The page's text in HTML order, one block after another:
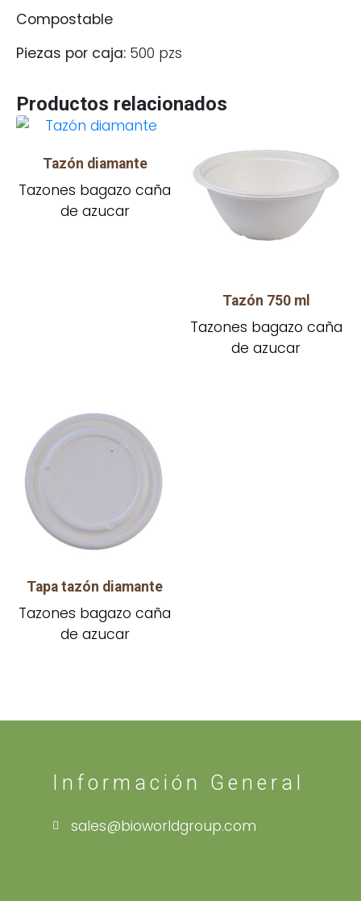
Compostable
Piezas por caja: 500 pzs
Productos relacionados
Tazón diamante
Tazones bagazo caña
de azucar
Tazón 750 ml
Tazones bagazo caña
de azucar
Tapa tazón diamante
Tazones bagazo caña
de azucar
Información General
sales@bioworldgroup.com